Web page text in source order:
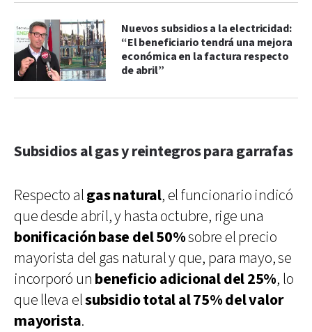
Nuevos subsidios a la electricidad:
“El beneficiario tendrá una mejora
económica en la factura respecto
de abril”
Subsidios al gas y reintegros para garrafas
Respecto algas natural, el funcionario indicó
que desde abril, y hasta octubre, rige una
bonificación base del 50%sobre el precio
mayorista del gas natural y que, para mayo, se
incorporó un beneficio adicional del 25%, lo
que lleva elsubsidio total al 75% del valor
mayorista.